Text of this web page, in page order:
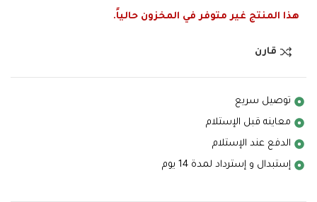
هذا المنتج غير متوفر في المخزون حالياً.
قارن
توصيل سريع
معاينه قبل الإستلام
الدفع عند الإستلام
إستبدال و إسترداد لمدة 14 يوم